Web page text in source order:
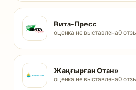
Вита-Пресс
оценка не выставлена0
Жаңғырған Отан»
оценка не выставлена0